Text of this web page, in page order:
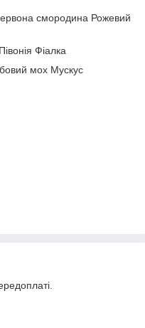
смородина Рожевий
Фіалка
мох Мускус